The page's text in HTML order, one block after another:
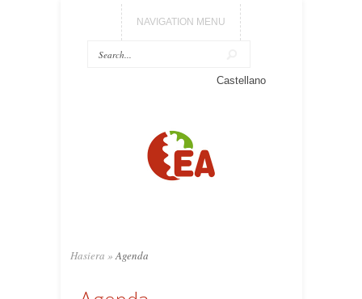
NAVIGATION MENU
Castellano
Hasiera » Agenda
4:00